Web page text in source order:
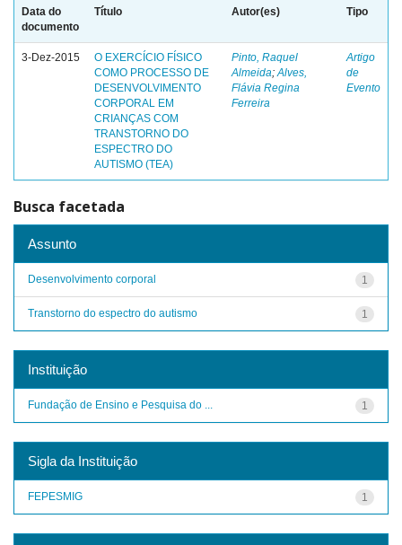
Data do
documento
Título Autor(es) Tipo
3-Dez-2015
O EXERCÍCIO FÍSICO
COMO PROCESSO DE
DESENVOLVIMENTO
CORPORAL EM
CRIANÇAS COM
TRANSTORNO DO
ESPECTRO DO
AUTISMO (TEA)
Pinto, Raquel
Almeida;Alves,
Flávia Regina
Ferreira
Artigo
de
Evento
Busca facetada
Assunto
1
Desenvolvimento corporal
1
Transtorno do espectro do autismo
Instituição
1
Fundação de Ensino e Pesquisa do ...
Sigla da Instituição
1
FEPESMIG